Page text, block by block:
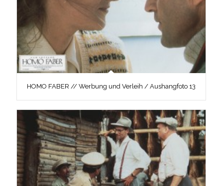
HOMO FABER // Werbung und Verleih / Aushangfoto 13